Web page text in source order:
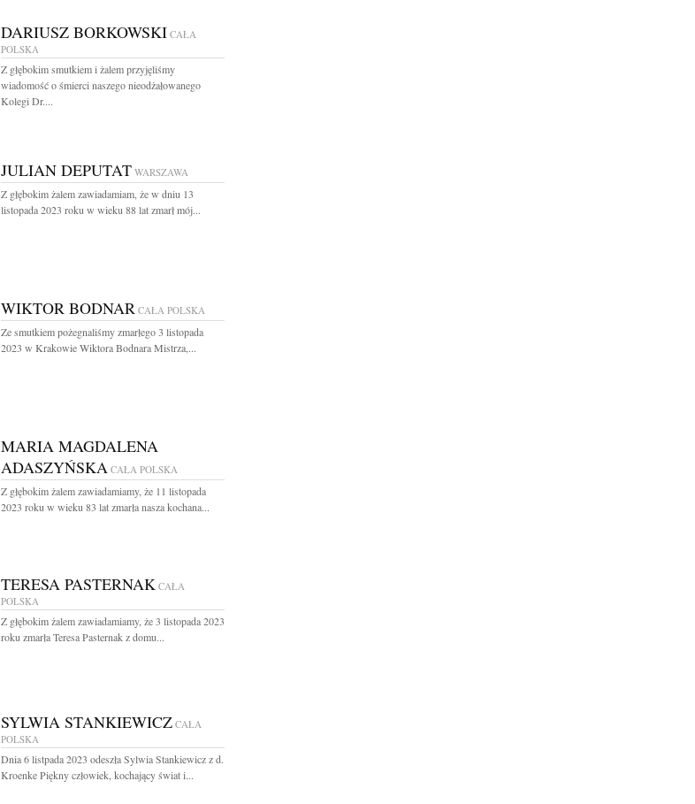
DARIUSZ BORKOWSKI CAŁA
POLSKA
Z głębokim smutkiem i żalem przyjęliśmy
wiadomość o śmierci naszego nieodżałowanego
Kolegi Dr....
JULIAN DEPUTAT WARSZAWA
Z głębokim żalem zawiadamiam, że w dniu 13
listopada 2023 roku w wieku 88 lat zmarł mój...
WIKTOR BODNAR CAŁA POLSKA
Ze smutkiem pożegnaliśmy zmarłego 3 listopada
2023 w Krakowie Wiktora Bodnara Mistrza,...
MARIA MAGDALENA
ADASZYŃSKA CAŁA POLSKA
Z głębokim żalem zawiadamiamy, że 11 listopada
2023 roku w wieku 83 lat zmarła nasza kochana...
TERESA PASTERNAK CAŁA
POLSKA
Z głębokim żalem zawiadamiamy, że 3 listopada 2023
roku zmarła Teresa Pasternak z domu...
SYLWIA STANKIEWICZ CAŁA
POLSKA
Dnia 6 listpada 2023 odeszła Sylwia Stankiewicz z d.
Kroenke Piękny człowiek, kochający świat i...